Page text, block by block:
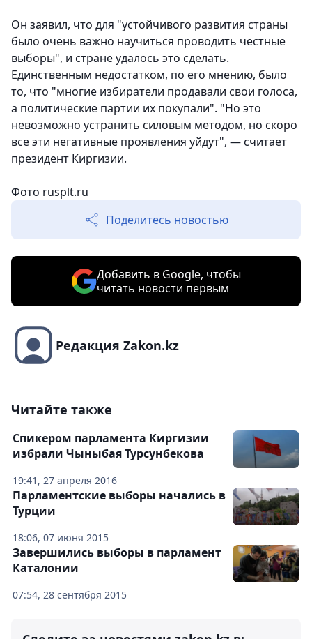
Он заявил, что для "устойчивого развития страны
было очень важно научиться проводить честные
выборы", и стране удалось это сделать.
Единственным недостатком, по его мнению, было
то, что "многие избиратели продавали свои голоса,
а политические партии их покупали". "Но это
невозможно устранить силовым методом, но скоро
все эти негативные проявления уйдут", — считает
президент Киргизии.
Фото rusplt.ru
Поделитесь новостью
Добавить в Google, чтобы
читать новости первым
Редакция Zakon.kz
Читайте также
19:41, 27 апреля 2016
Спикером парламента Киргизии
избрали Чыныбая Турсунбекова
18:06, 07 июня 2015
Парламентские выборы начались в
Турции
07:54, 28 сентября 2015
Завершились выборы в парламент
Каталонии